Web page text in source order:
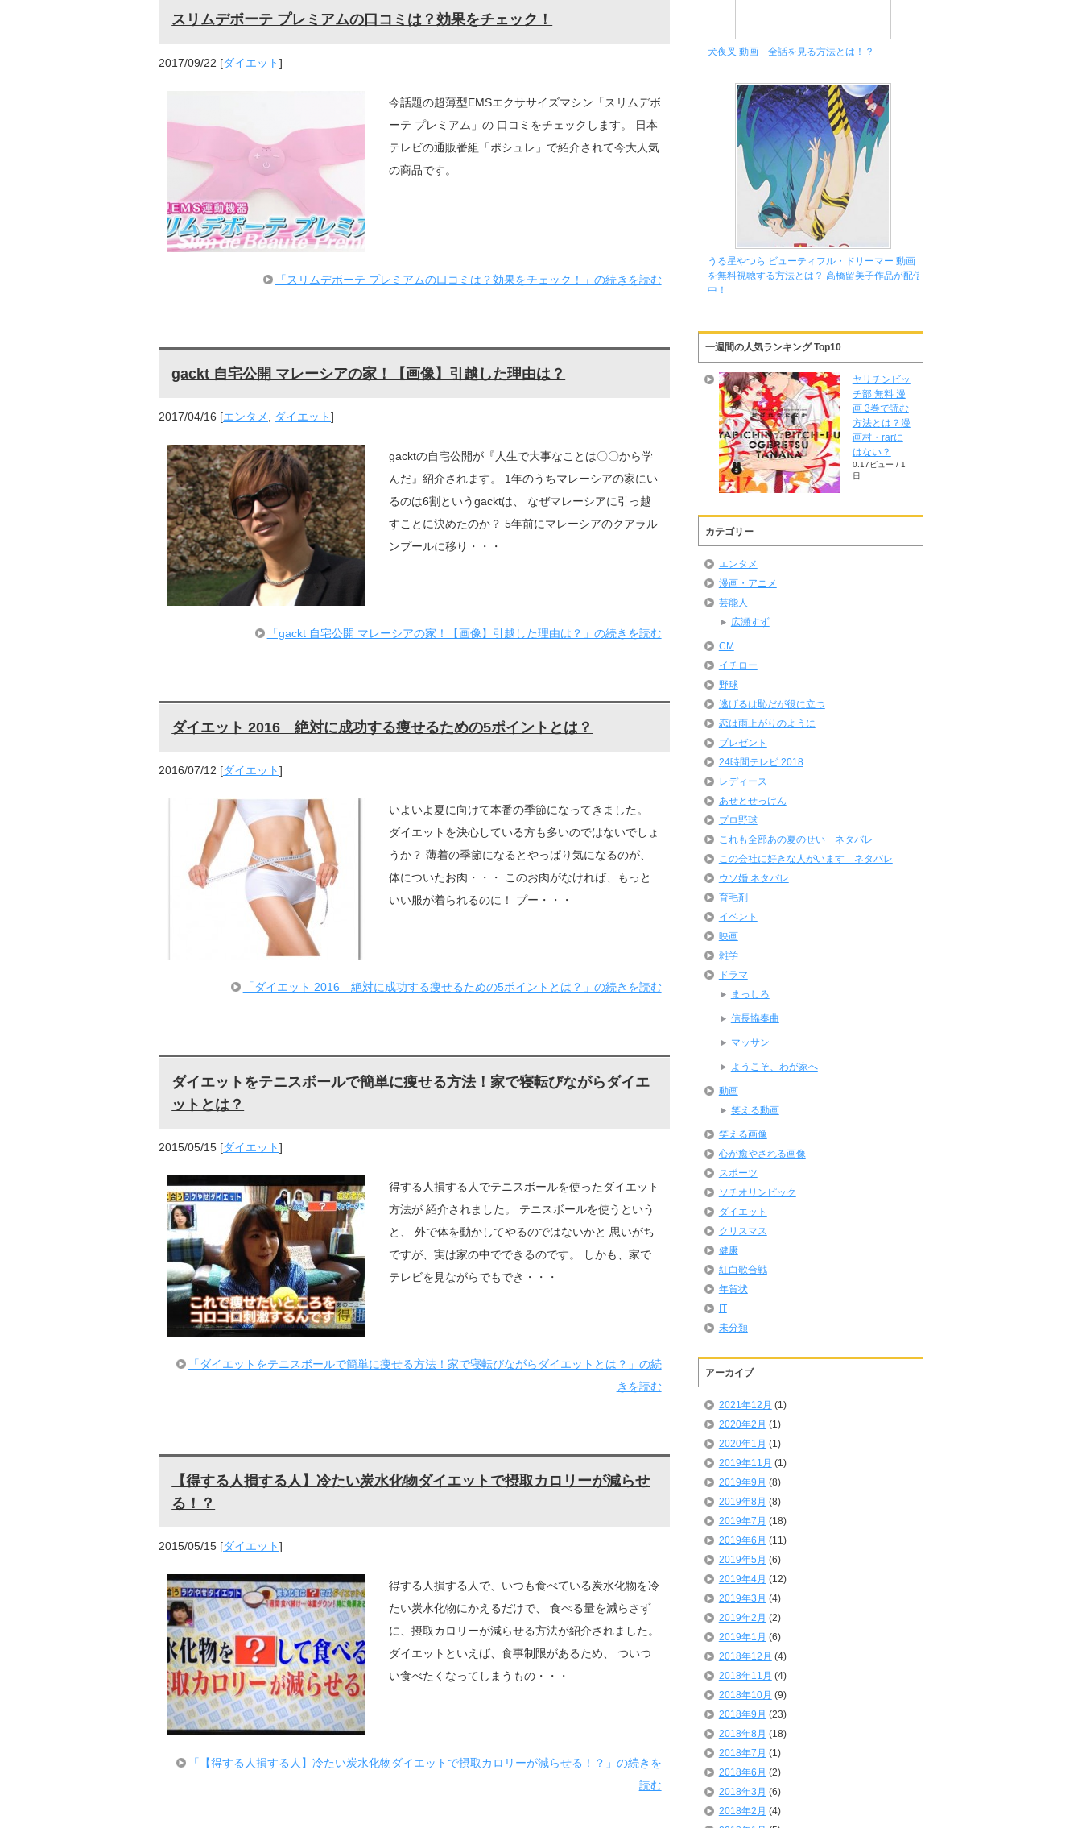
スリムデボーテ プレミアムの口コミは？効果をチェック！
2017/09/22 [ダイエット]
今話題の超薄型EMSエクササイズマシン「スリムデボ
ーテ プレミアム」の 口コミをチェックします。 日本
テレビの通販番組「ポシュレ」で紹介されて今大人気
の商品です。
「スリムデボーテ プレミアムの口コミは？効果をチェック！」の続きを読む
gackt 自宅公開 マレーシアの家！【画像】引越した理由は？
2017/04/16 [エンタメ ダイエット]
gacktの自宅公開が『人生で大事なことは〇〇から学
んだ』紹介されます。 1年のうちマレーシアの家にい
るのは6割というgacktは、 なぜマレーシアに引っ越
すことに決めたのか？ 5年前にマレーシアのクアラル
ンプールに移り・・・
「gackt 自宅公開 マレーシアの家！【画像】引越した理由は？」の続きを読む
ダイエット 2016 絶対に成功する痩せるための5ポイントとは？
2016/07/12 [ダイエット]
いよいよ夏に向けて本番の季節になってきました。
ダイエットを決心している方も多いのではないでしょ
うか？ 薄着の季節になるとやっぱり気になるのが、
体についたお肉・・・ このお肉がなければ、もっと
いい服が着られるのに！ プー・・・
「ダイエット 2016 絶対に成功する痩せるための5ポイントとは？」の続きを読む
ダイエットをテニスボールで簡単に痩せる方法！家で寝転びながらダイエ
ットとは？
2015/05/15 [ダイエット]
得する人損する人でテニスボールを使ったダイエット
方法が 紹介されました。 テニスボールを使うという
と、 外で体を動かしてやるのではないかと 思いがち
ですが、実は家の中でできるのです。 しかも、家で
テレビを見ながらでもでき・・・
「ダイエットをテニスボールで簡単に痩せる方法！家で寝転びながらダイエットとは？」の続
きを読む
【得する人損する人】冷たい炭水化物ダイエットで摂取カロリーが減らせ
る！？
2015/05/15 [ダイエット]
得する人損する人で、いつも食べている炭水化物を冷
たい炭水化物にかえるだけで、 食べる量を減らさず
に、摂取カロリーが減らせる方法が紹介されました。
ダイエットといえば、食事制限があるため、 ついつ
い食べたくなってしまうもの・・・
「【得する人損する人】冷たい炭水化物ダイエットで摂取カロリーが減らせる！？」の続きを
読む
犬夜叉 動画 全話を見る方法とは！？
うる星やつら ビューティフル・ドリーマー 動画
を無料視聴する方法とは？ 高橋留美子作品が配信
中！
一週間の人気ランキング Top10
ヤリチンビッ
チ部 無料 漫
画 3巻で読む
方法とは？漫
画村・rarに
はない？
0.17ビュー / 1
日
カテゴリー
エンタメ
漫画・アニメ
芸能人
広瀬すず
CM
イチロー
野球
逃げるは恥だが役に立つ
恋は雨上がりのように
プレゼント
24時間テレビ 2018
レディース
あせとせっけん
プロ野球
これも全部あの夏のせい ネタバレ
この会社に好きな人がいます ネタバレ
ウソ婚 ネタバレ
育毛剤
イベント
映画
雑学
ドラマ
まっしろ
信長協奏曲
マッサン
ようこそ、わが家へ
動画
笑える動画
笑える画像
心が癒やされる画像
スポーツ
ソチオリンピック
ダイエット
クリスマス
健康
紅白歌合戦
年賀状
IT
未分類
アーカイブ
2021年12月 (1)
2020年2月 (1)
2020年1月 (1)
2019年11月 (1)
2019年9月 (8)
2019年8月 (8)
2019年7月 (18)
2019年6月 (11)
2019年5月 (6)
2019年4月 (12)
2019年3月 (4)
2019年2月 (2)
2019年1月 (6)
2018年12月 (4)
2018年11月 (4)
2018年10月 (9)
2018年9月 (23)
2018年8月 (18)
2018年7月 (1)
2018年6月 (2)
2018年3月 (6)
2018年2月 (4)